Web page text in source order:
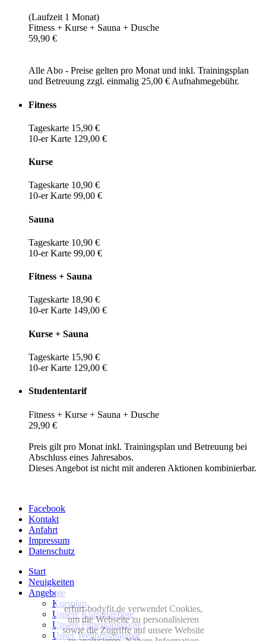
(Laufzeit 1 Monat)
Fitness + Kurse + Sauna + Dusche
59,90 €
Alle Abo - Preise gelten pro Monat und inkl. Trainingsplan
und Betreuung zzgl. einmalig 25,00 € Aufnahmegebühr.
Fitness
Tageskarte 15,90 €
10-er Karte 129,00 €
Kurse
Tageskarte 10,90 €
10-er Karte 99,00 €
Sauna
Tageskarte 10,90 €
10-er Karte 99,00 €
Fitness + Sauna
Tageskarte 18,90 €
10-er Karte 149,00 €
Kurse + Sauna
Tageskarte 15,90 €
10-er Karte 129,00 €
Studententarif
Fitness + Kurse + Sauna + Dusche
29,90 €
Preis gilt pro Monat inkl. Trainingsplan und Betreuung bei
Abschluss eines Jahresabos.
Dieses Angebot ist nicht mit anderen Aktionen kombinierbar.
Facebook
Kontakt
Anfahrt
Impressum
Datenschutz
Start
Neuigkeiten
Angebote
Kursplan
Unsere Kursangebote
Unsere Fitnessangebote
Unser Wellnessangebot
erfurt-bodyfit.de verwendet Cookies,
um die Webseite zu personalisieren
sowie die Zugriffe auf unsere Website